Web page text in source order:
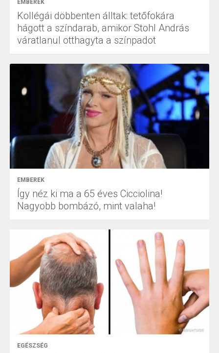
EMBEREK
Kollégái döbbenten álltak: tetőfokára
hágott a színdarab, amikor Stohl András
váratlanul otthagyta a színpadot
EMBEREK
Így néz ki ma a 65 éves Cicciolina!
Nagyobb bombázó, mint valaha!
EGÉSZSÉG